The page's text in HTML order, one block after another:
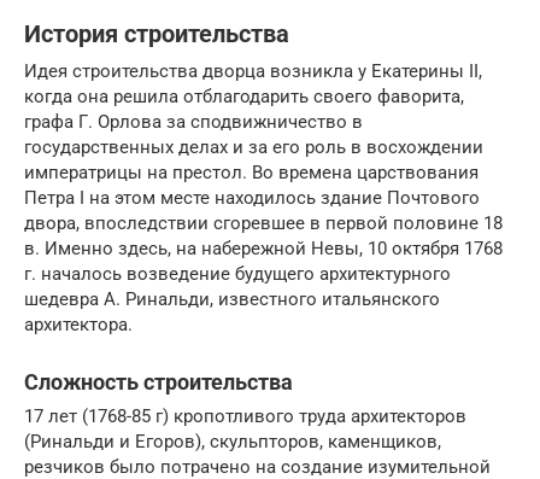
История строительства
Идея строительства дворца возникла у Екатерины II,
когда она решила отблагодарить своего фаворита,
графа Г. Орлова за сподвижничество в
государственных делах и за его роль в восхождении
императрицы на престол. Во времена царствования
Петра I на этом месте находилось здание Почтового
двора, впоследствии сгоревшее в первой половине 18
в. Именно здесь, на набережной Невы, 10 октября 1768
г. началось возведение будущего архитектурного
шедевра А. Ринальди, известного итальянского
архитектора.
Сложность строительства
17 лет (1768-85 г) кропотливого труда архитекторов
(Ринальди и Егоров), скульпторов, каменщиков,
резчиков было потрачено на создание изумительной